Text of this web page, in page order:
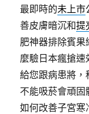
最即時的未上市
善皮膚暗沉和提
肥神器排除賓果
麼驗日本瘋搶速
給您跟病患將
不能吸菸會頑
如何改善子宮寒